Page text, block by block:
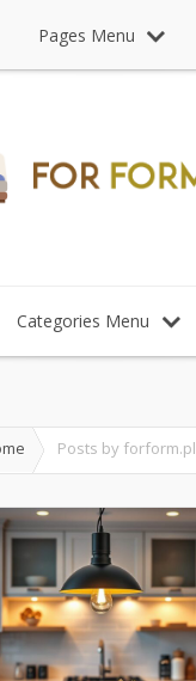
Pages Menu
Categories Menu
Posts by forform.pl